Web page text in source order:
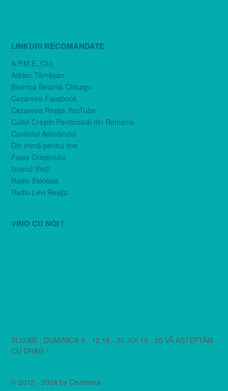
LINKURI RECOMANDATE
A.P.M.E. Cluj
Adrian Tămăşan
Biserica Betania Chicago
Cezareea Facebook
Cezareea Reşiţa YouTube
Cultul Creştin Penticostal din România
Cuvântul Adevărului
Din inimă pentru tine
Foaia Creştinului
Izvorul Vieţii
Radio Ekklesia
Radio Levi Reşiţa
VINO CU NOI !
SLUJBE : DUMINICA 9 - 12 18 - 20 JOI 18 - 20 VĂ AȘTEPTĂM
CU DRAG !
© 2012 - 2024 by Cezareea